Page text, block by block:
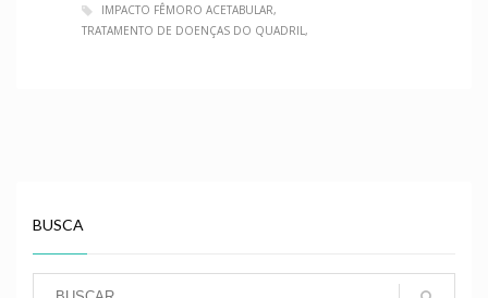
IMPACTO FÊMORO ACETABULAR
TRATAMENTO DE DOENÇAS DO QUADRIL
BUSCA